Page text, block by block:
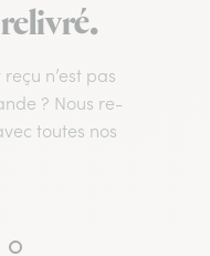
n’est pas
? Nous re-
toutes nos